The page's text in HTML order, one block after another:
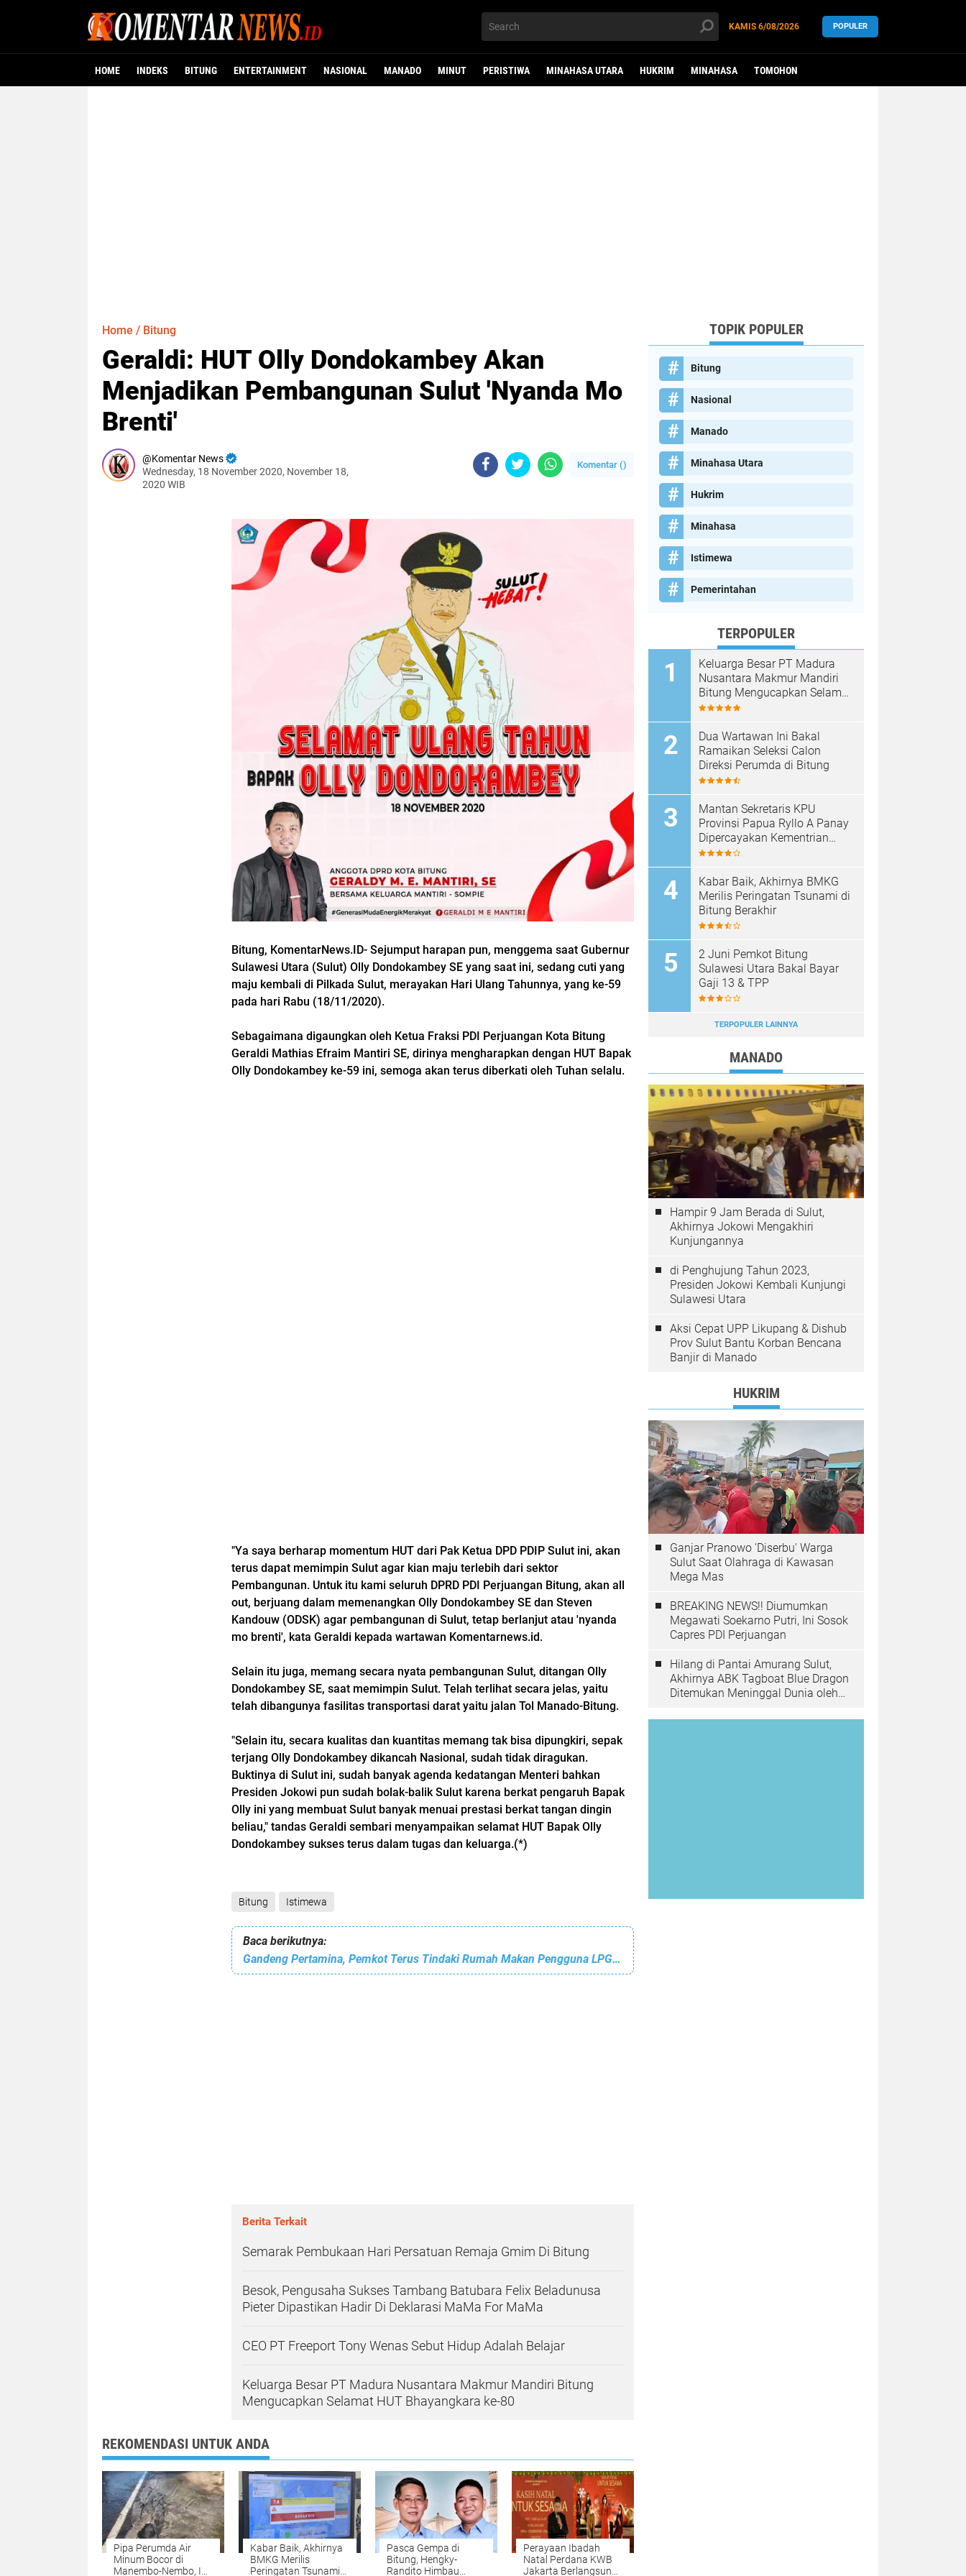
KAMIS 6/08/2026 POPULER
HOME INDEKS BITUNG ENTERTAINMENT NASIONAL MANADO MINUT PERISTIWA MINAHASA UTARA HUKRIM MINAHASA TOMOHON
Home / Bitung
Geraldi: HUT Olly Dondokambey Akan
Menjadikan Pembangunan Sulut 'Nyanda Mo
Brenti'
Komentar News
Wednesday, 18 November 2020, November 18,
2020 WIB
Komentar ()
Bitung, KomentarNews.ID- Sejumput harapan pun, menggema saat Gubernur
Sulawesi Utara (Sulut) Olly Dondokambey SE yang saat ini, sedang cuti yang
maju kembali di Pilkada Sulut, merayakan Hari Ulang Tahunnya, yang ke-59
pada hari Rabu (18/11/2020).
Sebagaimana digaungkan oleh Ketua Fraksi PDI Perjuangan Kota Bitung
Geraldi Mathias Efraim Mantiri SE, dirinya mengharapkan dengan HUT Bapak
Olly Dondokambey ke-59 ini, semoga akan terus diberkati oleh Tuhan selalu.
"Ya saya berharap momentum HUT dari Pak Ketua DPD PDIP Sulut ini, akan
terus dapat memimpin Sulut agar kian maju terlebih dari sektor
Pembangunan. Untuk itu kami seluruh DPRD PDI Perjuangan Bitung, akan all
out, berjuang dalam memenangkan Olly Dondokambey SE dan Steven
Kandouw (ODSK) agar pembangunan di Sulut, tetap berlanjut atau 'nyanda
mo brenti', kata Geraldi kepada wartawan Komentarnews.id.
Selain itu juga, memang secara nyata pembangunan Sulut, ditangan Olly
Dondokambey SE, saat memimpin Sulut. Telah terlihat secara jelas, yaitu
telah dibangunya fasilitas transportasi darat yaitu jalan Tol Manado-Bitung.
"Selain itu, secara kualitas dan kuantitas memang tak bisa dipungkiri, sepak
terjang Olly Dondokambey dikancah Nasional, sudah tidak diragukan.
Buktinya di Sulut ini, sudah banyak agenda kedatangan Menteri bahkan
Presiden Jokowi pun sudah bolak-balik Sulut karena berkat pengaruh Bapak
Olly ini yang membuat Sulut banyak menuai prestasi berkat tangan dingin
beliau," tandas Geraldi sembari menyampaikan selamat HUT Bapak Olly
Dondokambey sukses terus dalam tugas dan keluarga.(*)
Bitung Istimewa
Baca berikutnya:
Gandeng Pertamina, Pemkot Terus Tindaki Rumah Makan Pengguna LPG 3 Kilogram
Berita Terkait
Semarak Pembukaan Hari Persatuan Remaja Gmim Di Bitung
Besok, Pengusaha Sukses Tambang Batubara Felix Beladunusa
Pieter Dipastikan Hadir Di Deklarasi MaMa For MaMa
CEO PT Freeport Tony Wenas Sebut Hidup Adalah Belajar
Keluarga Besar PT Madura Nusantara Makmur Mandiri Bitung
Mengucapkan Selamat HUT Bhayangkara ke-80
REKOMENDASI UNTUK ANDA
Pipa Perumda Air
Minum Bocor di
Manembo-Nembo, Ini
Kabar Baik, Akhirnya
BMKG Merilis
Peringatan Tsunami
Pasca Gempa di
Bitung, Hengky-
Randito Himbau
Perayaan Ibadah
Natal Perdana KWB
Jakarta Berlangsung
TOPIK POPULER
Bitung
Nasional
Manado
Minahasa Utara
Hukrim
Minahasa
Istimewa
Pemerintahan
TERPOPULER
Keluarga Besar PT Madura
Nusantara Makmur Mandiri
Bitung Mengucapkan Selamat
HUT Bhayangkara ke-80
Dua Wartawan Ini Bakal
Ramaikan Seleksi Calon
Direksi Perumda di Bitung
Mantan Sekretaris KPU
Provinsi Papua Ryllo A Panay
Dipercayakan Kementrian
ESDM RI Menjabat Direktur
Bukti
Kabar Baik, Akhirnya BMKG
Merilis Peringatan Tsunami di
Bitung Berakhir
2 Juni Pemkot Bitung
Sulawesi Utara Bakal Bayar
Gaji 13 & TPP
TERPOPULER LAINNYA
MANADO
Hampir 9 Jam Berada di Sulut,
Akhirnya Jokowi Mengakhiri
Kunjungannya
di Penghujung Tahun 2023,
Presiden Jokowi Kembali Kunjungi
Sulawesi Utara
Aksi Cepat UPP Likupang & Dishub
Prov Sulut Bantu Korban Bencana
Banjir di Manado
HUKRIM
Ganjar Pranowo 'Diserbu' Warga
Sulut Saat Olahraga di Kawasan
Mega Mas
BREAKING NEWS!! Diumumkan
Megawati Soekarno Putri, Ini Sosok
Capres PDI Perjuangan
Hilang di Pantai Amurang Sulut,
Akhirnya ABK Tagboat Blue Dragon
Ditemukan Meninggal Dunia oleh